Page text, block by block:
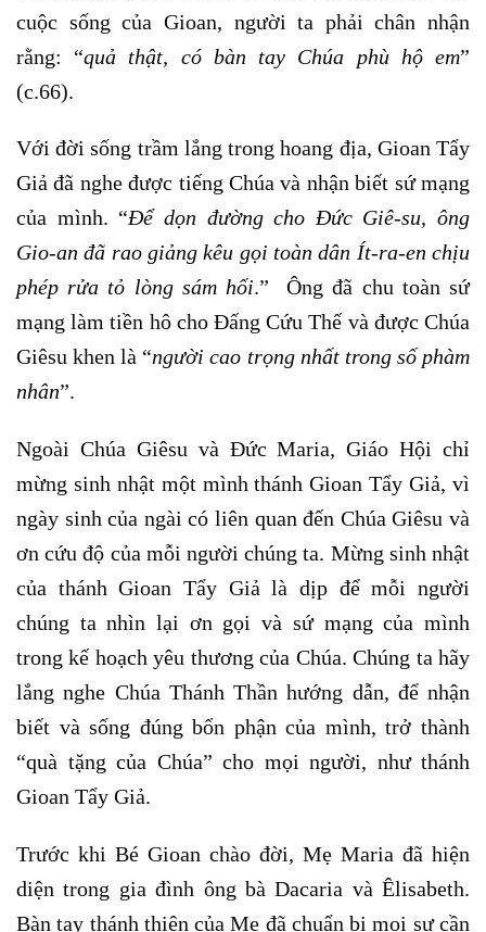
cuộc sống của Gioan, người ta phải chân nhận
rằng: “quả thật, có bàn tay Chúa phù hộ em”
(c.66).
Với đời sống trầm lắng trong hoang địa, Gioan Tẩy
Giả đã nghe được tiếng Chúa và nhận biết sứ mạng
của mình. “Để dọn đường cho Đức Giê-su, ông
Gio-an đã rao giảng kêu gọi toàn dân Ít-ra-en chịu
phép rửa tỏ lòng sám hối.” Ông đã chu toàn sứ
mạng làm tiền hô cho Đấng Cứu Thế và được Chúa
Giêsu khen là “người cao trọng nhất trong số phàm
nhân”.
Ngoài Chúa Giêsu và Đức Maria, Giáo Hội chỉ
mừng sinh nhật một mình thánh Gioan Tẩy Giả, vì
ngày sinh của ngài có liên quan đến Chúa Giêsu và
ơn cứu độ của mỗi người chúng ta. Mừng sinh nhật
của thánh Gioan Tẩy Giả là dịp để mỗi người
chúng ta nhìn lại ơn gọi và sứ mạng của mình
trong kế hoạch yêu thương của Chúa. Chúng ta hãy
lắng nghe Chúa Thánh Thần hướng dẫn, để nhận
biết và sống đúng bổn phận của mình, trở thành
“quà tặng của Chúa” cho mọi người, như thánh
Gioan Tẩy Giả.
Trước khi Bé Gioan chào đời, Mẹ Maria đã hiện
diện trong gia đình ông bà Dacaria và Êlisabeth.
Bàn tay thánh thiện của Mẹ đã chuẩn bị mọi sự cần